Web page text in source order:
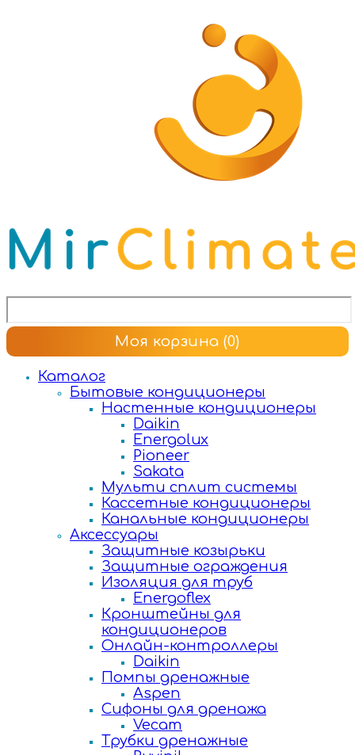
Моя корзина (0)
Каталог
Бытовые кондиционеры
Настенные кондиционеры
Daikin
Energolux
Pioneer
Sakata
Мульти сплит системы
Кассетные кондиционеры
Канальные кондиционеры
Аксессуары
Защитные козырьки
Защитные ограждения
Изоляция для труб
Energoflex
Кронштейны для
кондиционеров
Онлайн-контроллеры
Daikin
Помпы дренажные
Aspen
Сифоны для дренажа
Vecam
Трубки дренажные